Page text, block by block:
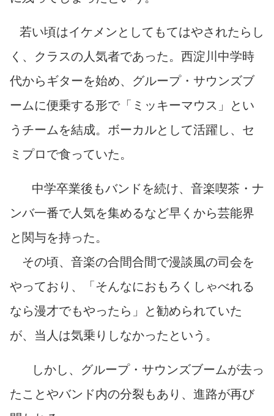
若い頃はイケメンとしてもてはやされたらし
く、クラスの人気者であった。西淀川中学時
代からギターを始め、グループ・サウンズブ
ームに便乗する形で「ミッキーマウス」とい
うチームを結成。ボーカルとして活躍し、セ
ミプロで食っていた。
中学卒業後もバンドを続け、音楽喫茶・ナ
ンバ一番で人気を集めるなど早くから芸能界
と関与を持った。
その頃、音楽の合間合間で漫談風の司会を
やっており、「そんなにおもろくしゃべれる
なら漫才でもやったら」と勧められていた
が、当人は気乗りしなかったという。
しかし、グループ・サウンズブームが去っ
たことやバンド内の分裂もあり、進路が再び